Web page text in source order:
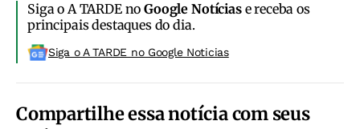
Siga o A TARDE noGoogle Notíciase receba os
principais destaques do dia.
Siga o A TARDE no Google Noticias
Compartilhe essa notícia com seus